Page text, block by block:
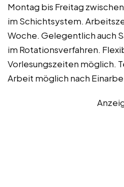
Montag bis Freitag
im Schichtsystem.
Woche. Gelegentlich auch
im Rotationsverfahren.
Vorlesungszeiten möglich.
Arbeit möglich nach